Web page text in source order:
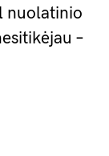
nuolatinio
–